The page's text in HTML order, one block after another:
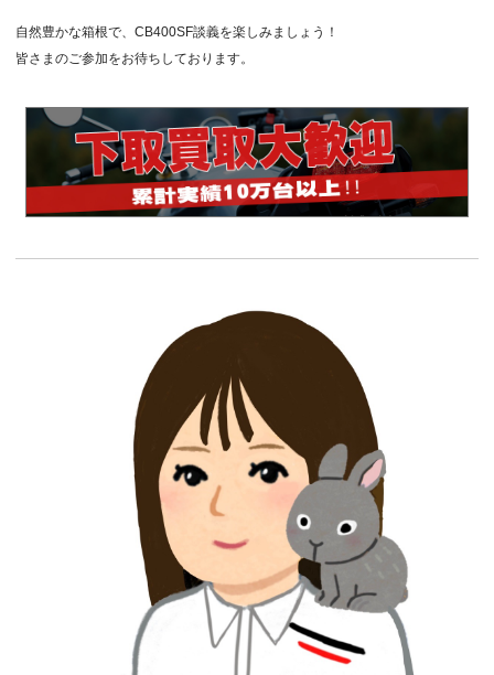
自然豊かな箱根で、CB400SF談義を楽しみましょう！
皆さまのご参加をお待ちしております。